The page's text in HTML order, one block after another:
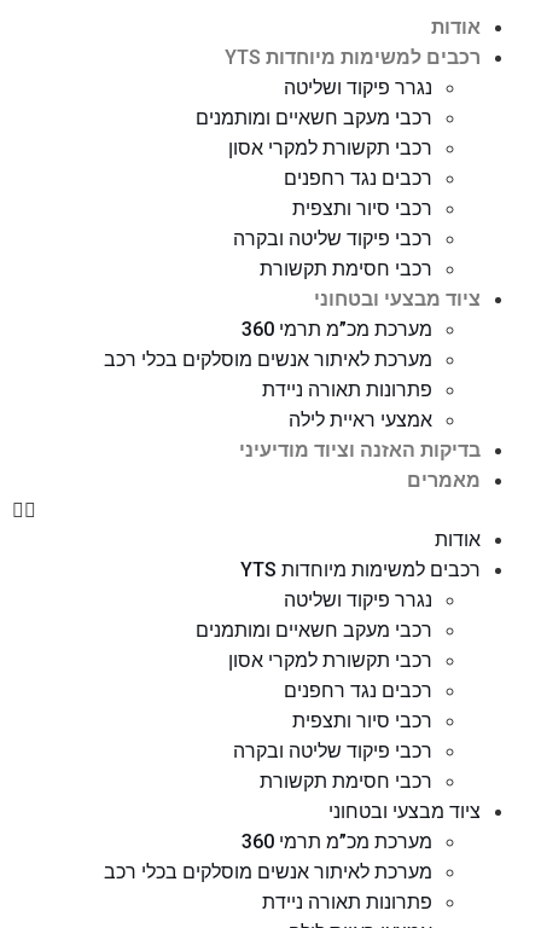
אודות
רכבים למשימות מיוחדות YTS
נגרר פיקוד ושליטה
רכבי מעקב חשאיים ומותמנים
רכבי תקשורת למקרי אסון
רכבים נגד רחפנים
רכבי סיור ותצפית
רכבי פיקוד שליטה ובקרה
רכבי חסימת תקשורת
ציוד מבצעי ובטחוני
מערכת מכ”מ תרמי 360
מערכת לאיתור אנשים מוסלקים בכלי רכב
פתרונות תאורה ניידת
אמצעי ראיית לילה
בדיקות האזנה וציוד מודיעיני
מאמרים
אודות
רכבים למשימות מיוחדות YTS
נגרר פיקוד ושליטה
רכבי מעקב חשאיים ומותמנים
רכבי תקשורת למקרי אסון
רכבים נגד רחפנים
רכבי סיור ותצפית
רכבי פיקוד שליטה ובקרה
רכבי חסימת תקשורת
ציוד מבצעי ובטחוני
מערכת מכ”מ תרמי 360
מערכת לאיתור אנשים מוסלקים בכלי רכב
פתרונות תאורה ניידת